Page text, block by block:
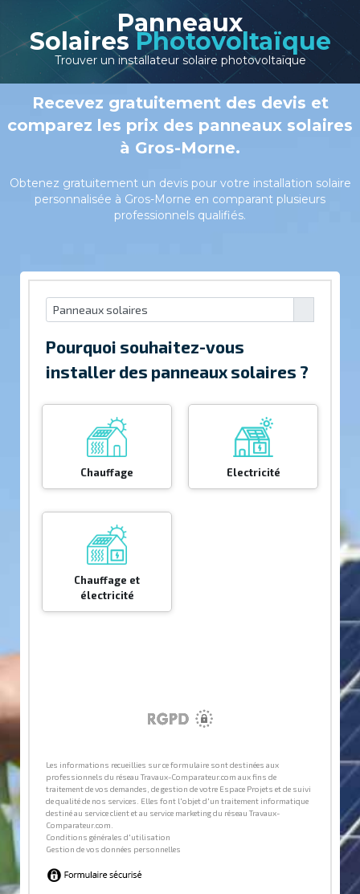
Panneaux
Solaires Photovoltaïque
Trouver un installateur solaire photovoltaïque
Recevez gratuitement des devis et
comparez les prix des panneaux solaires
à Gros-Morne.
Obtenez gratuitement un devis pour votre installation solaire
personnalisée à Gros-Morne en comparant plusieurs
professionnels qualifiés.